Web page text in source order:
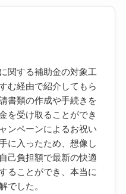
関する補助金の対象工
む経由で紹介してもら
書類の作成や手続きを
を受け取ることができ
ンペーンによるお祝い
に入ったため、想像し
己負担額で最新の快適
ることができ、本当に
でした。